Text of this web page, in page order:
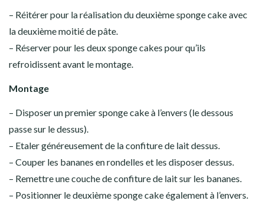
– Réitérer pour la réalisation du deuxième sponge cake avec
la deuxième moitié de pâte.
– Réserver pour les deux sponge cakes pour qu’ils
refroidissent avant le montage.
Montage
– Disposer un premier sponge cake à l’envers (le dessous
passe sur le dessus).
– Etaler généreusement de la confiture de lait dessus.
– Couper les bananes en rondelles et les disposer dessus.
– Remettre une couche de confiture de lait sur les bananes.
– Positionner le deuxième sponge cake également à l’envers.